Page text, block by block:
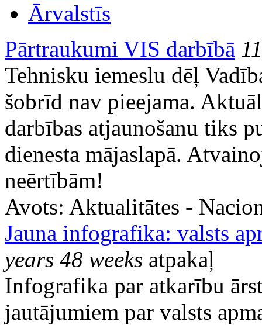
Ārvalstīs
Pārtraukumi VIS darbībā
Tehnisku iemeslu dēļ
šobrīd nav pieejama.
darbības atjaunošanu tiks
dienesta mājaslapā.
neērtībām!
Avots: Aktualitātes -
Jauna infografika: valsts
years 48 weeks atpakaļ
Infografika par atkarību
jautājumiem par valsts